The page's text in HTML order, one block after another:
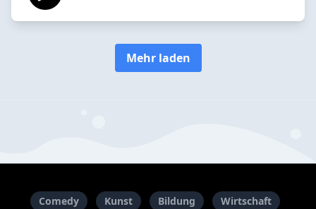
Mehr laden
Comedy Kunst Bildung
Wirtschaft